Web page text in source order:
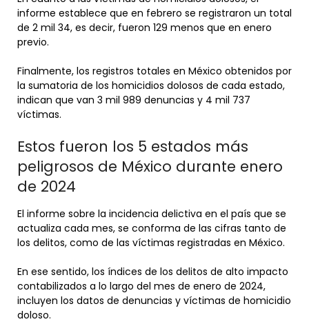
informe establece que en febrero se registraron un total
de 2 mil 34, es decir, fueron 129 menos que en enero
previo.
Finalmente, los registros totales en México obtenidos por
la sumatoria de los homicidios dolosos de cada estado,
indican que van 3 mil 989 denuncias y 4 mil 737
víctimas.
Estos fueron los 5 estados más
peligrosos de México durante enero
de 2024
El informe sobre la incidencia delictiva en el país que se
actualiza cada mes, se conforma de las cifras tanto de
los delitos, como de las víctimas registradas en México.
En ese sentido, los índices de los delitos de alto impacto
contabilizados a lo largo del mes de enero de 2024,
incluyen los datos de denuncias y víctimas de homicidio
doloso.